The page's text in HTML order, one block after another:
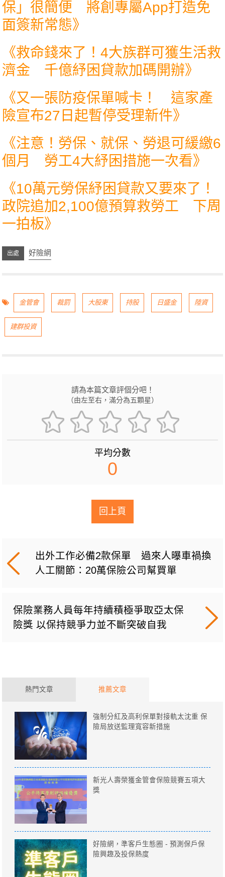
保」很簡便 將創專屬App打造免
面簽新常態》
《救命錢來了！4大族群可獲生活救
濟金 千億紓困貸款加碼開辦》
《又一張防疫保單喊卡！ 這家產
險宣布27日起暫停受理新件》
《注意！勞保、就保、勞退可緩繳6
個月 勞工4大紓困措施一次看》
《10萬元勞保紓困貸款又要來了！
政院追加2,100億預算救勞工 下周
一拍板》
好險網
金管會 裁罰 大股東 持股 日盛金 陸資
建群投資
請為本篇文章評個分吧！
（由左至右，滿分為五顆星）
平均分數
0
回上頁
出外工作必備2款保單 過來人曝車禍換
人工關節：20萬保險公司幫買單
保險業務人員每年持續積極爭取亞太保
險獎 以保持競爭力並不斷突破自我
熱門文章 推薦文章
強制分紅及高利保單對接軌太沈重 保
險局放送監理寬容新措施
新光人壽榮獲金管會保險競賽五項大
獎
好險網，準客戶生態圈 - 預測保戶保
險興趣及投保熱度